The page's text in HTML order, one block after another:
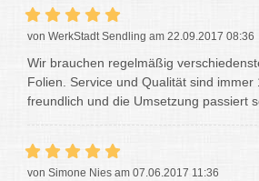
von WerkStadt Sendling am 22.09.2017 08:36
Wir brauchen regelmäßig
Folien. Service und Qualität sind immer
freundlich und die Umsetzung passiert
von Simone Nies am 07.06.2017 11:36